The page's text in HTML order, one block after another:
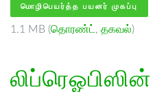
மொழிபெயர்த்த பயனர் முகப்பு
1.1 MB (தொரண்ட் , தகவல்)